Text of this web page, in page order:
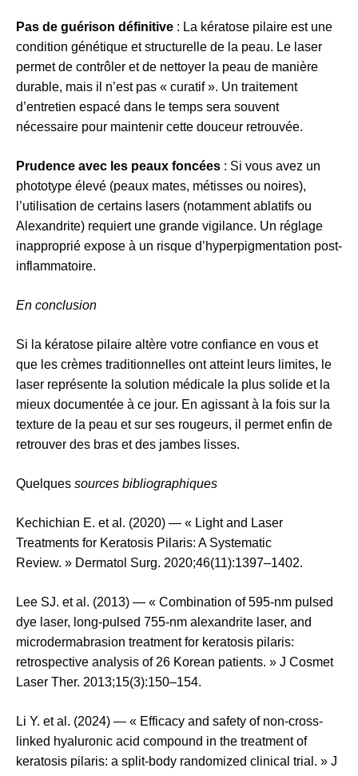
Pas de guérison définitive : La kératose pilaire est une
condition génétique et structurelle de la peau. Le laser
permet de contrôler et de nettoyer la peau de manière
durable, mais il n’est pas « curatif ». Un traitement
d’entretien espacé dans le temps sera souvent
nécessaire pour maintenir cette douceur retrouvée.
Prudence avec les peaux foncées : Si vous avez un
phototype élevé (peaux mates, métisses ou noires),
l’utilisation de certains lasers (notamment ablatifs ou
Alexandrite) requiert une grande vigilance. Un réglage
inapproprié expose à un risque d’hyperpigmentation post-
inflammatoire.
En conclusion
Si la kératose pilaire altère votre confiance en vous et
que les crèmes traditionnelles ont atteint leurs limites, le
laser représente la solution médicale la plus solide et la
mieux documentée à ce jour. En agissant à la fois sur la
texture de la peau et sur ses rougeurs, il permet enfin de
retrouver des bras et des jambes lisses.
Quelques sources bibliographiques
Kechichian E. et al. (2020) — « Light and Laser
Treatments for Keratosis Pilaris: A Systematic
Review. » Dermatol Surg. 2020;46(11):1397–1402.
Lee SJ. et al. (2013) — « Combination of 595-nm pulsed
dye laser, long-pulsed 755-nm alexandrite laser, and
microdermabrasion treatment for keratosis pilaris:
retrospective analysis of 26 Korean patients. » J Cosmet
Laser Ther. 2013;15(3):150–154.
Li Y. et al. (2024) — « Efficacy and safety of non-cross-
linked hyaluronic acid compound in the treatment of
keratosis pilaris: a split-body randomized clinical trial. » J